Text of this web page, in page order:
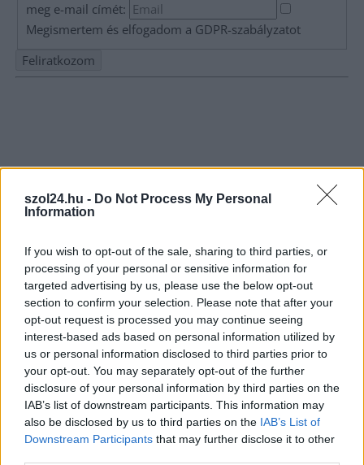
szol24.hu - Do Not Process My Personal
Information
If you wish to opt-out of the sale, sharing to third parties, or
processing of your personal or sensitive information for
targeted advertising by us, please use the below opt-out
section to confirm your selection. Please note that after your
opt-out request is processed you may continue seeing
interest-based ads based on personal information utilized by
us or personal information disclosed to third parties prior to
your opt-out. You may separately opt-out of the further
disclosure of your personal information by third parties on the
IAB’s list of downstream participants. This information may
also be disclosed by us to third parties on the IAB’s List of
Downstream Participants that may further disclose it to other
meg e-mail címét:
Megismertem és elfogadom a GDPR-szabályzatot
A SZOL24 legfrissebb 24 cikke
fiú (VIDEÓVAL)
Hétfőn kezdik, csütörtökön végeznek – lezárás miatt
fennakadásokra és pótlóbuszos közlekedésre számítsunk az
egyik Jász-Nagykun-Szolnok megyei vasútvonalon
Visszaszámlálás indul: -1, 0, Sziget!
Magyarország jobban látszik közelről – heti médiaszemle a
független helyi sajtóból
Már magasabb szinten is nyomoznak Szijjártó
büntetőügyében, vesztegetés miatt 3 év letöltendőt kaphat és